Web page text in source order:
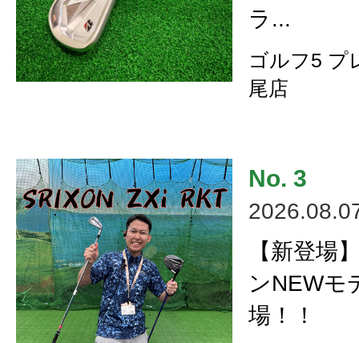
ラ...
ゴルフ5 プ
尾店
【新登場
ンNEWモ
場！！